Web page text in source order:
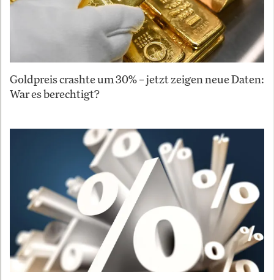
Goldpreis crashte um 30% – jetzt zeigen neue Daten:
War es berechtigt?